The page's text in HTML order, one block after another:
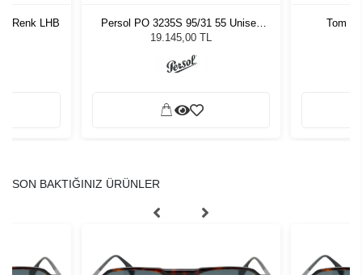
Renk LHB
Persol PO 3235S 95/31 55 Unisex
Güneş Gözlüğü
19.145,00 TL
Tom
SON BAKTIĞINIZ ÜRÜNLER